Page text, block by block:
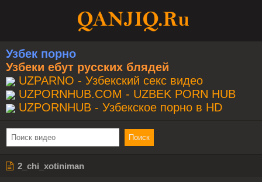
Узбек порно
Узбеки ебут русских блядей
UZPARNO - Узбекский секс видео
UZPORNHUB.COM - UZBEK PORN HUB
UZPORNHUB - Узбекское порно в HD
2_chi_xotiniman